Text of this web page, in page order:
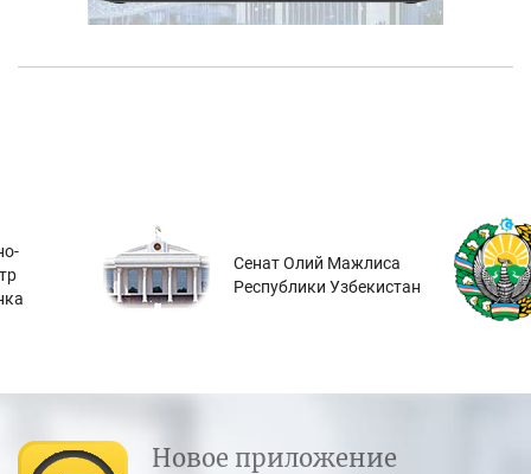
Сенат Олий Мажлиса
Республики Узбекистан
Новое приложение